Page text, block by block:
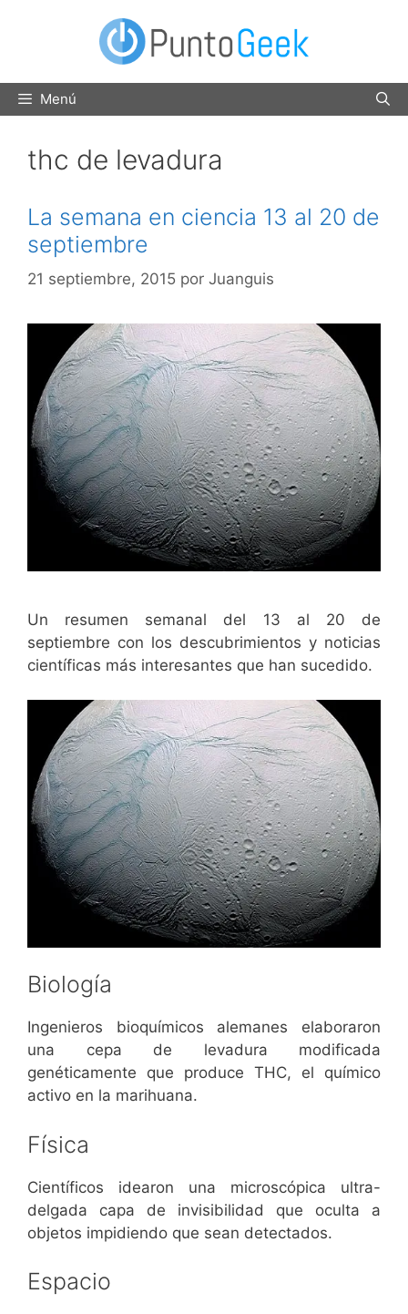
Menú
thc de levadura
La semana en ciencia 13 al 20 de
septiembre
21 septiembre, 2015 por Juanguis
Un resumen semanal del 13 al 20 de
septiembre con los descubrimientos y noticias
científicas más interesantes que han sucedido.
Biología
Ingenieros bioquímicos alemanes elaboraron
una cepa de levadura modificada
genéticamente que produce THC, el químico
activo en la marihuana.
Física
Científicos idearon una microscópica ultra-
delgada capa de invisibilidad que oculta a
objetos impidiendo que sean detectados.
Espacio